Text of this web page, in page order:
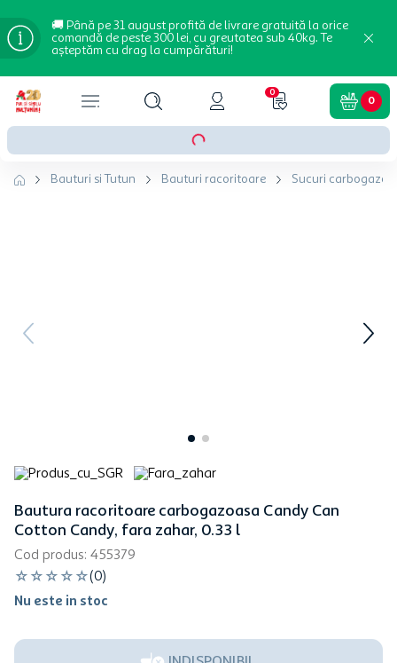
🚚 Până pe 31 august profită de livrare gratuită la orice
comandă de peste 300 lei, cu greutatea sub 40kg. Te
așteptăm cu drag la cumpărături!
0
0
Bauturi si Tutun Bauturi racoritoare Sucuri
Bautura racoritoare carbogazoasa Candy Can
Cotton Candy, fara zahar, 0.33 l
Cod produs: 455379
☆ ☆ ☆ ☆ ☆(0)
Nu este in stoc